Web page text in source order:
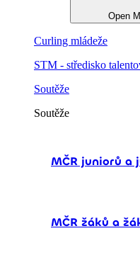
Open
Curling mládeže
STM - středisko
Soutěže
Soutěže
MČR juniorů a
MČR žáků a